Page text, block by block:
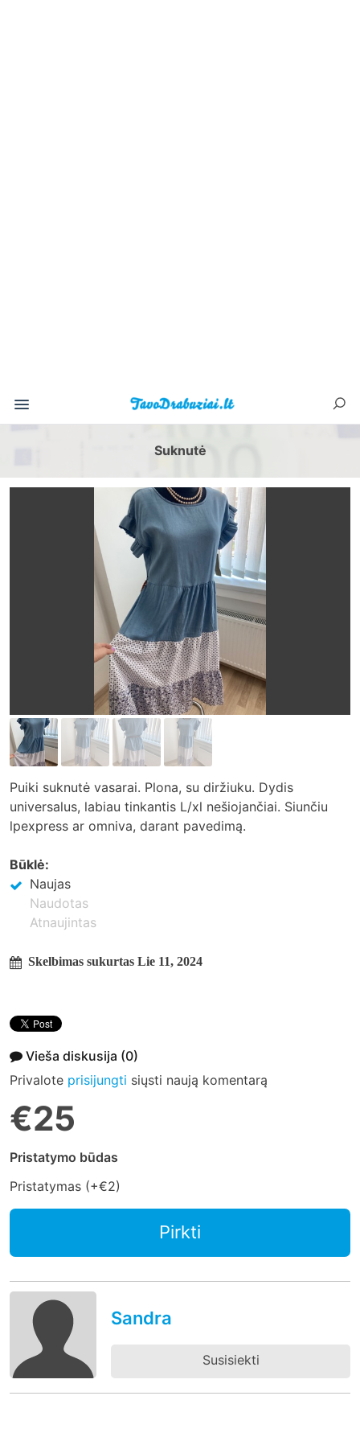
Suknutė
Puiki suknutė vasarai. Plona, su diržiuku. Dydis
universalus, labiau tinkantis L/xl nešiojančiai. Siunčiu
lpexpress ar omniva, darant pavedimą.
Būklė:
Naujas
Naudotas
Atnaujintas
Skelbimas sukurtas Lie 11, 2024
Vieša diskusija (0)
Privalote prisijungti siųsti naują komentarą
€25
Pristatymo būdas
Pristatymas (+€2)
Pirkti
Sandra
Susisiekti